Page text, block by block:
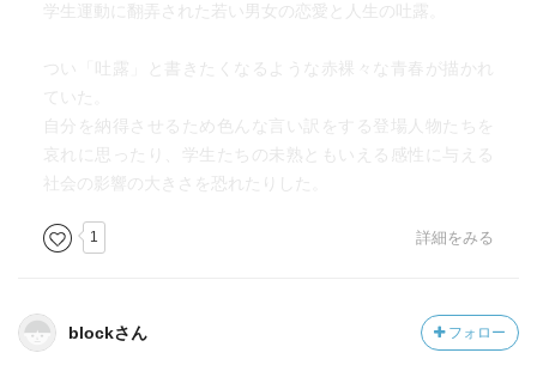
学生運動に翻弄された若い男女の恋愛と人生の吐露。
つい「吐露」と書きたくなるような赤裸々な青春が描かれ
ていた。
自分を納得させるため色んな言い訳をする登場人物たちを
哀れに思ったり、学生たちの未熟ともいえる感性に与える
社会の影響の大きさを恐れたりした。
1 詳細をみる
blockさん フォロー